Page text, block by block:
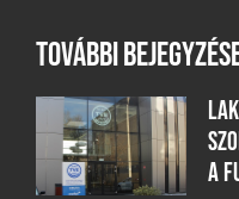
TOVÁBBI
A